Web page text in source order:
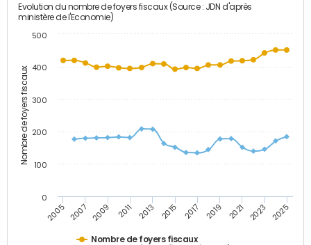
Nombre de foyers fiscaux
Evolution du nombre de foyers fiscaux (Source : JDN d'après
ministère de l'Economie)
Nombre de foyers fiscaux
2005 2007 2009 2011 2013 2015 2017 2019 2021 2023 2025
0
100
200
300
400
500